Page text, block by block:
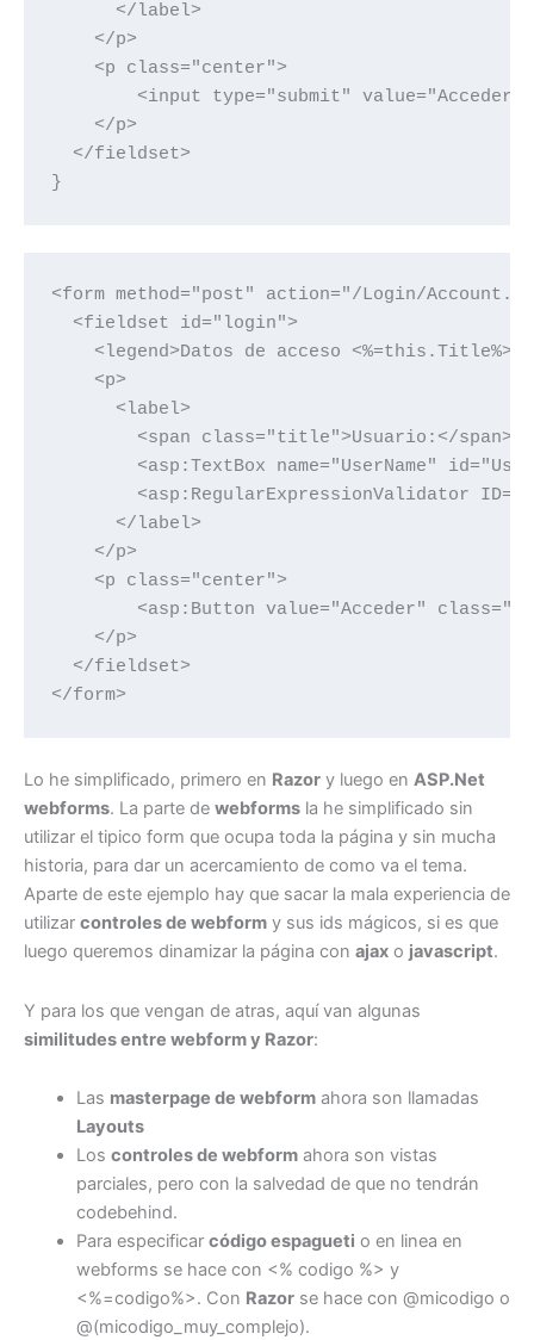
      </label>
    </p>
    <p class="center">
<input type="submit" value="Acceder"
    </p>
  </fieldset>
}
<form method="post" action="/Login/
  <fieldset id="login">
<legend>Datos de acceso
    <p>
      <label>
        <span class="title">Usuario:</span>
<asp:TextBox name="UserName"
<asp:RegularExpressionValidator
      </label>
    </p>
    <p class="center">
<asp:Button value="Acceder"
    </p>
  </fieldset>
</form>
Lo he simplificado, primero en Razor y luego en ASP.Net
webforms. La parte de webforms la he simplificado sin
utilizar el tipico form que ocupa toda la página y sin mucha
historia, para dar un acercamiento de como va el tema.
Aparte de este ejemplo hay que sacar la mala experiencia de
utilizar controles de webform y sus ids mágicos, si es que
luego queremos dinamizar la página con ajax o javascript.
Y para los que vengan de atras, aquí van algunas
similitudes entre webform y Razor:
Las masterpage de webformahora son llamadas
Layouts
Los controles de webformahora son vistas
parciales, pero con la salvedad de que no tendrán
codebehind.
Para especificar código espagueti o en linea en
webforms se hace con <% codigo %> y
<%=codigo%>. Con Razorse hace con @micodigo o
@(micodigo_muy_complejo).